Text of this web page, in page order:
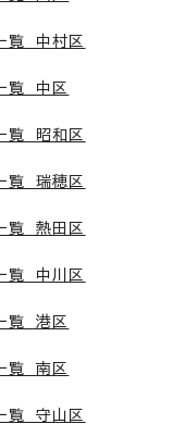
覧 中村区
覧 中区
覧 昭和区
覧 瑞穂区
覧 熱田区
覧 中川区
覧 港区
覧 南区
覧 守山区